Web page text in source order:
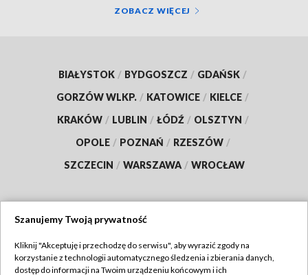
ZOBACZ WIĘCEJ
BIAŁYSTOK / BYDGOSZCZ / GDAŃSK /
GORZÓW WLKP. / KATOWICE / KIELCE /
KRAKÓW / LUBLIN / ŁÓDŹ / OLSZTYN /
OPOLE / POZNAŃ / RZESZÓW /
SZCZECIN / WARSZAWA / WROCŁAW
TVP
Szanujemy Twoją prywatność
Kliknij "Akceptuję i przechodzę do serwisu", aby wyrazić zgody na
korzystanie z technologii automatycznego śledzenia i zbierania danych,
dostęp do informacji na Twoim urządzeniu końcowym i ich